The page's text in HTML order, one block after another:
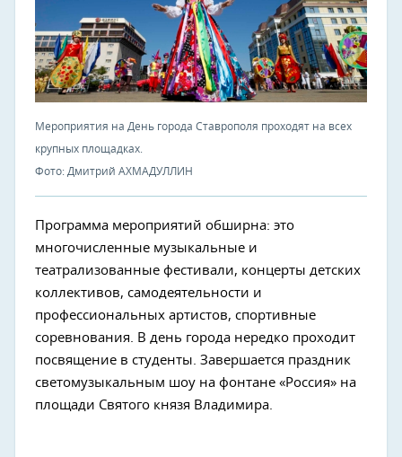
Мероприятия на День города Ставрополя проходят на всех
крупных площадках.
Фото: Дмитрий АХМАДУЛЛИН
Программа мероприятий обширна: это
многочисленные музыкальные и
театрализованные фестивали, концерты детских
коллективов, самодеятельности и
профессиональных артистов, спортивные
соревнования. В день города нередко проходит
посвящение в студенты. Завершается праздник
светомузыкальным шоу на фонтане «Россия» на
площади Святого князя Владимира.